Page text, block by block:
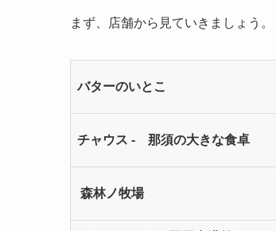
まず、店舗から見ていきましょう。
バターのいとこ
チャウス - 那須の大きな食卓
森林ノ牧場